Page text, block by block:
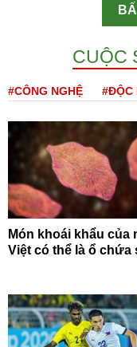
CUỘC
#CÔNG NGHỆ #ĐỘC
Món khoái khẩu của
Việt có thể là ổ chứa